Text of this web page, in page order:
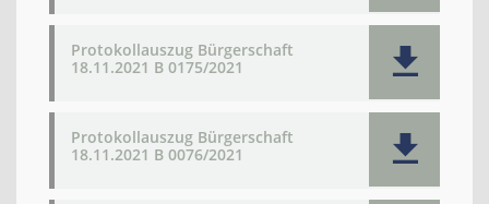
Protokollauszug Bürgerschaft
18.11.2021 B 0175/2021
Protokollauszug Bürgerschaft
18.11.2021 B 0076/2021